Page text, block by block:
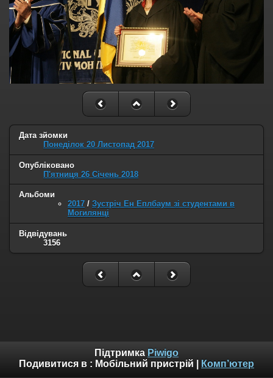
Дата зйомки
Понеділок 20 Листопад 2017
Опубліковано
П'ятниця 26 Січень 2018
Альбоми
2017 / Зустріч Ен Еплбаум зі студентами в
Могилянці
Відвідувань
3156
Підтримка Piwigo
Подивитися в : Мобільний пристрій Комп’ютер